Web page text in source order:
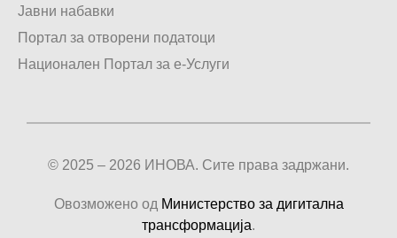
Јавни набавки
Портал за отворени податоци
Национален Портал за е-Услуги
© 2025 – 2026 ИНОВА. Сите права задржани.
Овозможено од Министерство за дигитална
трансформација.